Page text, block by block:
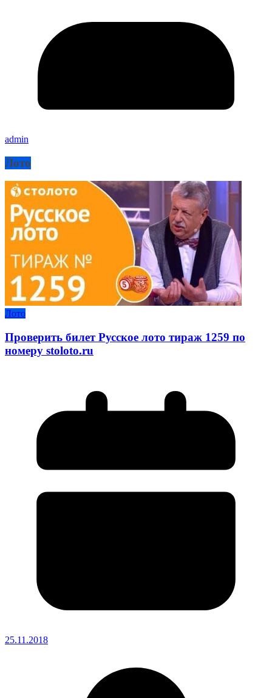
admin
Лото
Лото
Проверить билет Русское лото тираж 1259 по
номеру stoloto.ru
25.11.2018